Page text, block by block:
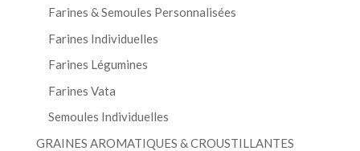
Farines & Semoules Personnalisées
Farines Individuelles
Farines Légumines
Farines Vata
Semoules Individuelles
GRAINES AROMATIQUES & CROUSTILLANTES